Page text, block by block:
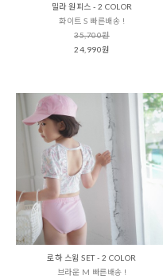
밀라 원피스 - 2 COLOR
화이트 S 빠른배송 !
35,700원
24,990원
로하 스윔 SET - 2 COLOR
브라운 M 빠른배송 !